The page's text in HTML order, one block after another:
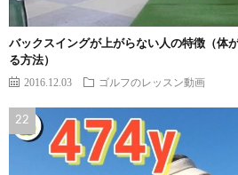
バックスイングが上がらない人の特徴（体
る方法）
2016.12.03 ゴルフのレッスン動画